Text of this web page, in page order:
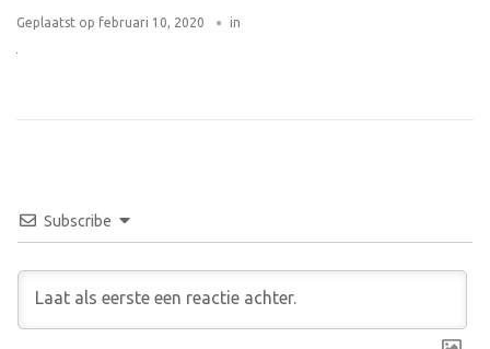
Geplaatst op februari 10, 2020 in
Subscribe